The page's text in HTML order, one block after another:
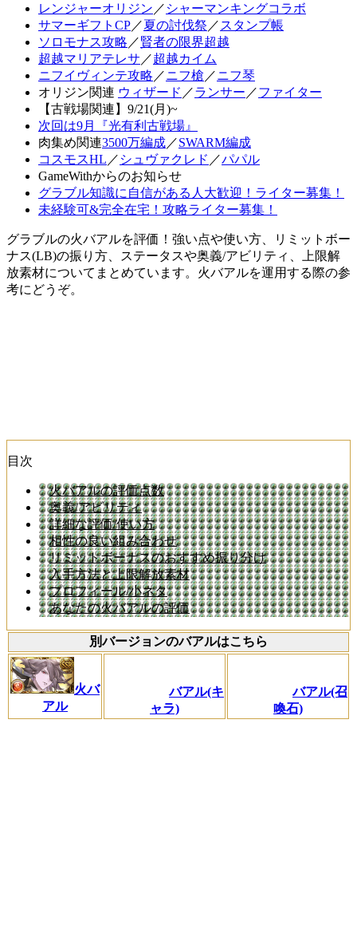
レンジャーオリジン ／ シャーマンキングコラボ
サマーギフトCP／夏の討伐祭 ／ スタンプ帳
ソロモナス攻略 ／賢者の限界超越
超越マリアテレサ ／超越カイム
ニフイヴィンテ攻略 ／ニフ槍 ／ニフ琴
オリジン関連 ウィザード ／ランサー ／ファイター
【古戦場関連】9/21(月)~
次回は9月『光有利古戦場』
肉集め関連3500万編成／SWARM編成
コスモスHL ／ シュヴァクレド ／パパル
GameWithからのお知らせ
グラブル知識に自信がある人大歓迎！ライター募集！
未経験可&完全在宅！攻略ライター募集！
グラブルの火バアルを評価！強い点や使い方、リミットボー
ナス(LB)の振り方、ステータスや奥義/アビリティ、上限解
放素材についてまとめています。火バアルを運用する際の参
考にどうぞ。
目次
火バアルの評価点数
奥義/アビリティ
詳細な評価/使い方
相性の良い組み合わせ
リミットボーナスのおすすめ振り分け
入手方法と上限解放素材
プロフィール/小ネタ
あなたの火バアルの評価
別バージョンのバアルはこちら
火バ
アル
バアル(キ
ャラ)
バアル(召
喚石)